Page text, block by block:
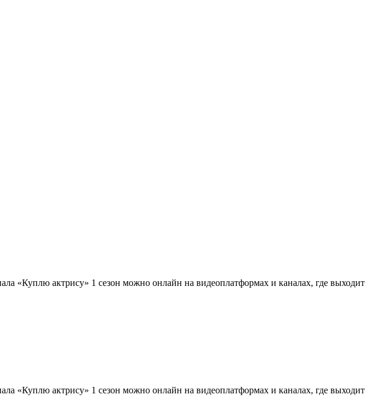
«Куплю актрису» 1 сезон можно онлайн на видеоплатформах и каналах, где выходит
«Куплю актрису» 1 сезон можно онлайн на видеоплатформах и каналах, где выходит